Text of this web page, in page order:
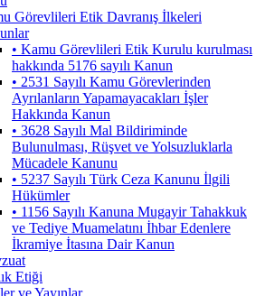
Görevlileri Etik Davranış İlkeleri
• Kamu Görevlileri Etik Kurulu kurulması
hakkında 5176 sayılı Kanun
• 2531 Sayılı Kamu Görevlerinden
Ayrılanların Yapamayacakları İşler
Hakkında Kanun
• 3628 Sayılı Mal Bildiriminde
Bulunulması, Rüşvet ve Yolsuzluklarla
Mücadele Kanunu
• 5237 Sayılı Türk Ceza Kanunu İlgili
Hükümler
• 1156 Sayılı Kanuna Mugayir Tahakkuk
ve Tediye Muamelatını İhbar Edenlere
İkramiye İtasına Dair Kanun
Etiği
ve Yayınlar